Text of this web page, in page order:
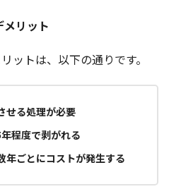
メリット
ットは、以下の通りです。
せる処理が必要
程度で剥がれる
年ごとにコストが発生する